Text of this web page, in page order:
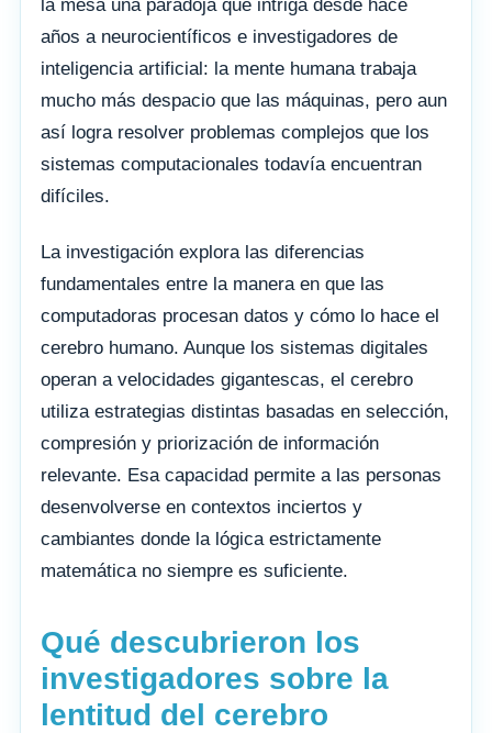
la mesa una paradoja que intriga desde hace
años a neurocientíficos e investigadores de
inteligencia artificial: la mente humana trabaja
mucho más despacio que las máquinas, pero aun
así logra resolver problemas complejos que los
sistemas computacionales todavía encuentran
difíciles.
La investigación explora las diferencias
fundamentales entre la manera en que las
computadoras procesan datos y cómo lo hace el
cerebro humano. Aunque los sistemas digitales
operan a velocidades gigantescas, el cerebro
utiliza estrategias distintas basadas en selección,
compresión y priorización de información
relevante. Esa capacidad permite a las personas
desenvolverse en contextos inciertos y
cambiantes donde la lógica estrictamente
matemática no siempre es suficiente.
Qué descubrieron los
investigadores sobre la
lentitud del cerebro